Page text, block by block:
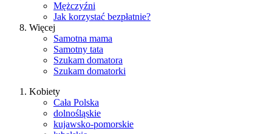
Mężczyźni
Jak korzystać bezpłatnie?
Więcej
Samotna mama
Samotny tata
Szukam domatora
Szukam domatorki
Kobiety
Cała Polska
dolnośląskie
kujawsko-pomorskie